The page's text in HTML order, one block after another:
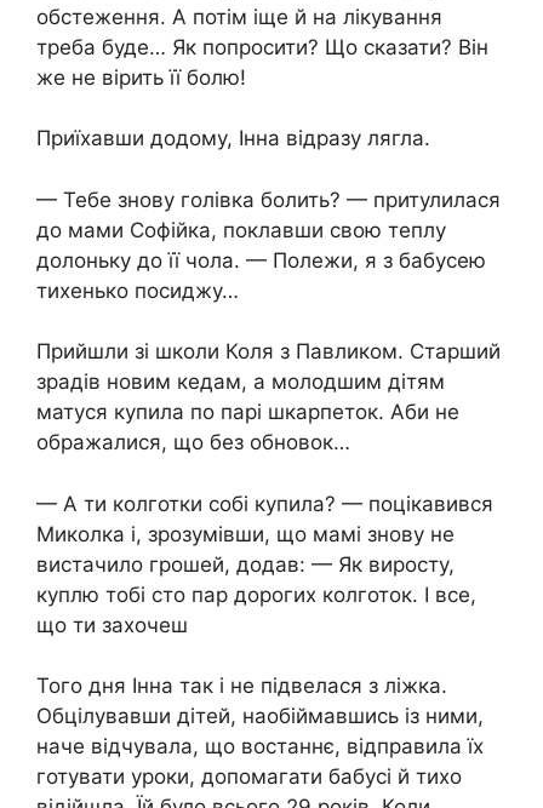
обстеження. А потім іще й на лікування
треба буде… Як попросити? Що сказати? Він
же не вірить її бoлю!
Приїхавши додому, Інна відразу лягла.
— Тебе знову голівка болить? — притулилася
до мами Софійка, поклавши свою теплу
долоньку до її чола. — Полежи, я з бабусею
тихенько посиджу…
Прийшли зі школи Коля з Павликом. Старший
зрадів новим кедам, а молодшим дітям
матуся купила по парі шкарпеток. Аби не
ображалися, що без обновок…
— А ти колготки собі купила? — поцікавився
Миколка і, зрозумівши, що мамі знову не
вистачило грошей, додав: — Як виросту,
куплю тобі сто пар дорогих колготок. І все,
що ти захочеш
Того дня Інна так і не підвелася з ліжка.
Обцілувавши дітей, наобіймавшись із ними,
наче відчувала, що востаннє, відправила їх
готувати уроки, допомагати бабусі й тихо